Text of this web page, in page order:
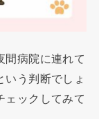
間病院に連れて
う判断でしょ
ェックしてみて